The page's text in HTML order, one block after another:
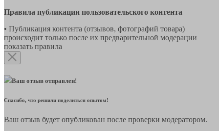
Правила публикации пользовательского контента
• Публикация контента (отзывов, фотографий товара)
происходит только после их предварительной модерации
показать правила
Ваш отзыв отправлен!
Спасибо, что решили поделиться опытом!
Ваш отзыв будет опубликован после проверки модератором.